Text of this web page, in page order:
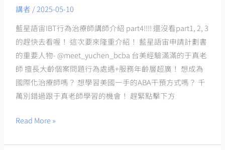
講者 /2025-05-10
藍星語宙IBT行為治療師講師介紹 part4!!!! 還沒看part1, 2, 3
的趕快去看喔！ 這次要來隆重介紹！ 藍星語宙申請計劃書
的重要人物- @meet_yuchen_bcba 台美經驗滿滿的于真老
師 擅長大齡個案問題行為處遇+服務年齡層超廣！ 想成為
國際化治療師嗎？ 想學習美國一手的ABA干預方式嗎？ 千
萬別錯過跟于真老師學習的機會！ 趕緊點擊下方
驗
滿
的
分
析
師
－
于
老
Read More »